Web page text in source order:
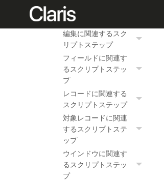
するスクリプトステ
ップ
編集に関連するスク
リプトステップ
フィールドに関連す
るスクリプトステッ
プ
レコードに関連する
スクリプトステップ
対象レコードに関連
するスクリプトステ
ップ
ウインドウに関連す
るスクリプトステッ
プ